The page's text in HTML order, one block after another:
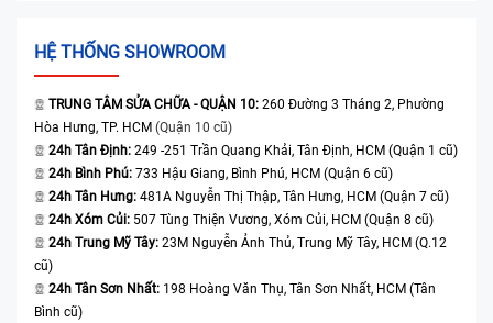
HỆ THỐNG SHOWROOM
TRUNG TÂM SỬA CHỮA - QUẬN 10: 260 Đường 3 Tháng 2, Phường
Hòa Hưng, TP. HCM (Quận 10 cũ)
24h Tân Định: 249 -251 Trần Quang Khải, Tân Định, HCM (Quận 1 cũ)
24h Bình Phú: 733 Hậu Giang, Bình Phú, HCM (Quận 6 cũ)
24h Tân Hưng: 481A Nguyễn Thị Thập, Tân Hưng, HCM (Quận 7 cũ)
24h Xóm Củi: 507 Tùng Thiện Vương, Xóm Củi, HCM (Quận 8 cũ)
24h Trung Mỹ Tây: 23M Nguyễn Ảnh Thủ, Trung Mỹ Tây, HCM (Q.12
cũ)
24h Tân Sơn Nhất: 198 Hoàng Văn Thụ, Tân Sơn Nhất, HCM (Tân
Bình cũ)